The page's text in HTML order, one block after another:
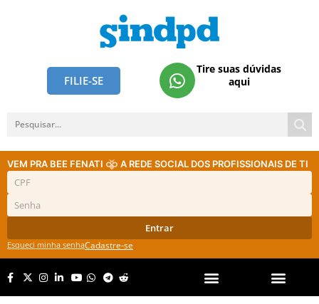
FILIE-SE
Tire suas dúvidas
aqui
VEM PRA BEE FENATI A REDE SOCIAL DOS PROFISSIONAIS DE TI
Entrar
Esqueci minha senhaCadastre-se